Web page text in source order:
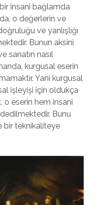
bir insani bağlamda
o değerlerin ve
ve yanlışlığı
Bunun aksini
sanatın nasıl
kurgusal eserin
Yani kurgusal
işleyişi için oldukça
o eserin hem insani
Bunu
bir teknikaliteye